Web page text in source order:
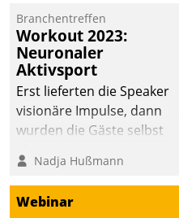
Mammutprojekte
meistern und Workloads
wuppen – bei zunehmend
anspruchsvollen
Aufgaben und
abnehmendem
Branchentreffen
Workout 2023:
Neuronaler
Aktivsport
Erst lieferten die Speaker
visionäre Impulse, dann
wurden die Gäste selbst
methodisch
Vernetzungsideen fürs
Quartier. Dazwischen
Nadja Hußmann
Webinar